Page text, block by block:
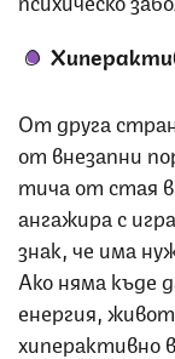
От друга
от внезапни
тича от стая
ангажира с
знак, че има
Ако няма къде
енергия,
хиперактивно